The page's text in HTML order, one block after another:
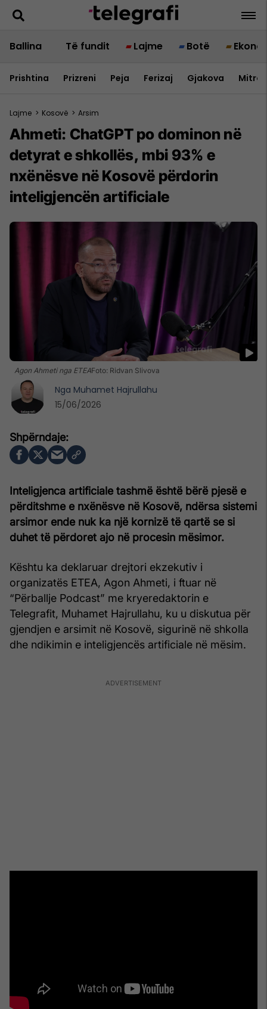
Ballina Të fundit Lajme Botë
Prishtina Prizreni Peja Ferizaj Gjakova
Lajme > Kosovë > Arsim
Ahmeti: ChatGPT po dominon në
detyrat e shkollës, mbi 93% e
nxënësve në Kosovë përdorin
inteligjencën artificiale
Agon Ahmeti nga ETEAFoto: Ridvan Slivova
Inteligjenca artificiale tashmë është bërë pjesë e
përditshme e nxënësve në Kosovë, ndërsa sistemi
arsimor ende nuk ka një kornizë të qartë se si
duhet të përdoret ajo në procesin mësimor.
Kështu ka deklaruar drejtori ekzekutiv i
organizatës ETEA, Agon Ahmeti, i ftuar në
“Përballje Podcast” me kryeredaktorin e
Telegrafit, Muhamet Hajrullahu, ku u diskutua për
gjendjen e arsimit në Kosovë, sigurinë në shkolla
dhe ndikimin e inteligjencës artificiale në mësim.
Nga Muhamet Hajrullahu
15/06/2026